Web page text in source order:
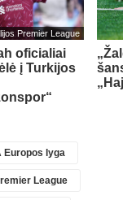
Premier League
oficialiai
į Turkijos
Europos lyga
League